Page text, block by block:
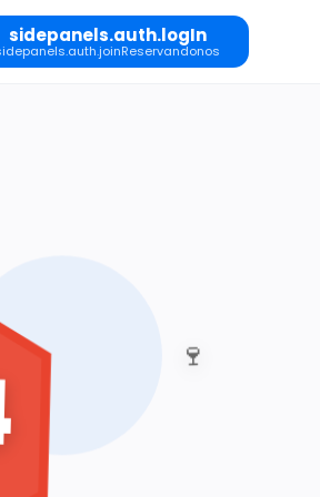
sidepanels.auth.logIn
🍷